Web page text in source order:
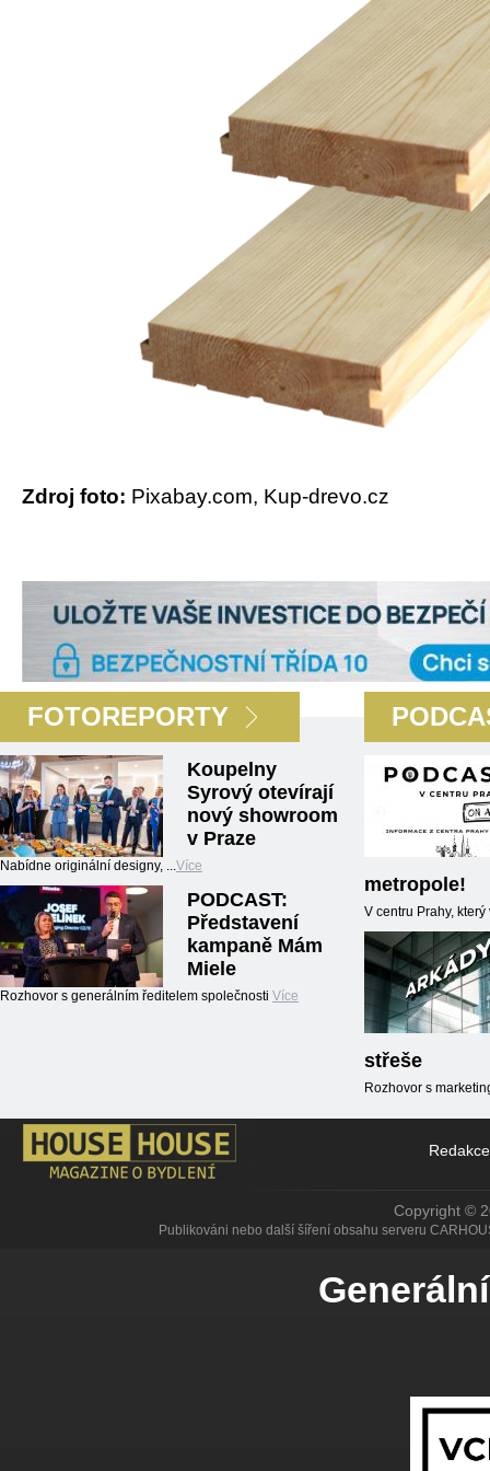
Zdroj foto: Pixabay.com, Kup-drevo.cz
FOTOREPORTY
Koupelny
Syrový otevírají
nový showroom
v Praze
Nabídne originální designy, ... Více
PODCAST:
Představení
kampaně Mám
Miele
Rozhovor s generálním ředitelem společnosti Více
metropole!
V centru Prahy,
střeše
Rozhovor s
Redakce
Copyright ©
Publikováni nebo další šíření obsahu serveru